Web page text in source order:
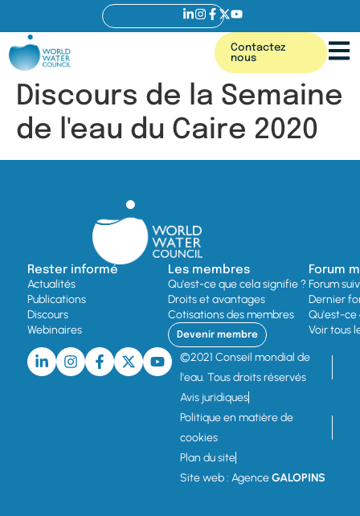
Contactez
nous
Discours de la Semaine
de l'eau du Caire 2020
Rester informé
Actualités
Publications
Discours
Webinaires
Les membres
Qu'est-ce que cela signifie ?
Droits et avantages
Cotisations des membres
Devenir membre
Forum
Forum
Dernier
Qu'est-ce
Voir tous
©2021 Conseil mondial de
l'eau. Tous droits réservés
Avis juridiques
Politique en matière de
cookies
Plan du site
Site web : AgenceGALOPINS